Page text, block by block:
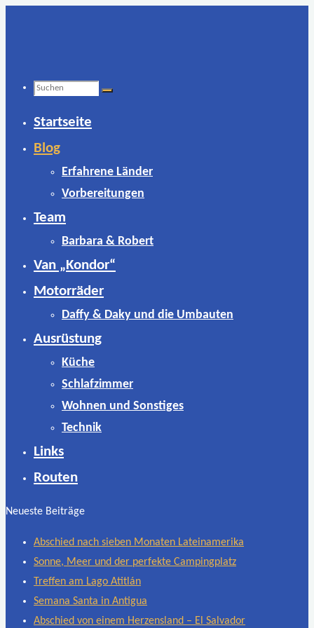
Suchen
nach:
Startseite
Blog
Erfahrene Länder
Vorbereitungen
Team
Barbara & Robert
Van „Kondor“
Motorräder
Daffy & Daky und die Umbauten
Ausrüstung
Küche
Schlafzimmer
Wohnen und Sonstiges
Technik
Links
Routen
Neueste Beiträge
Abschied nach sieben Monaten Lateinamerika
Sonne, Meer und der perfekte Campingplatz
Treffen am Lago Atitlán
Semana Santa in Antigua
Abschied von einem Herzensland – El Salvador